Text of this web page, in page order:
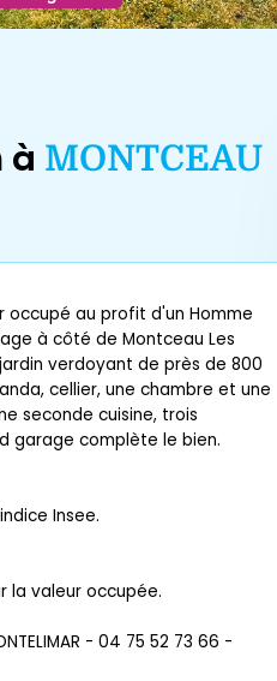
à MONTCEAU
occupé au profit d'un Homme
à côté de Montceau Les
verdoyant de près de 800
cellier, une chambre et une
seconde cuisine, trois
garage complète le bien.
Insee.
la valeur occupée.
- 04 75 52 73 66 -